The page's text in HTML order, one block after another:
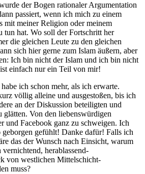
der Bogen rationaler Argumentation
passiert, wenn ich mich zu einem
mit meiner Religion oder meinem
tun hat. Wo soll der Fortschritt her
die gleichen Leute zu den gleichen
sich hier gerne zum Islam äußern, aber
Ich bin nicht der Islam und ich bin nicht
einfach nur ein Teil von mir!
ich schon mehr, als ich erwarte.
völlig alleine und ausgestoßen, bis ich
an der Diskussion beteiligten und
glätten. Von den liebenswürdigen
und Facebook ganz zu schweigen. Ich
geborgen gefühlt! Danke dafür! Falls ich
das der Wunsch nach Einsicht, warum
herablassend-
von westlichen Mittelschicht-
muss?